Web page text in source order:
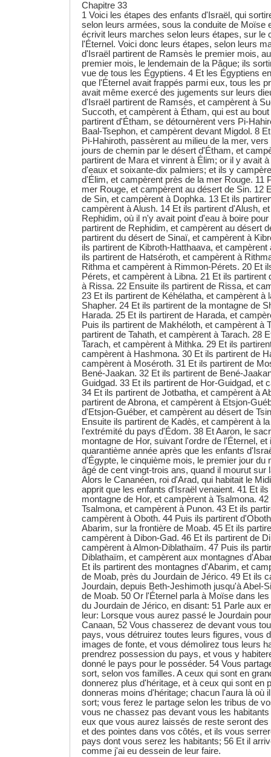
Chapitre 33
1 Voici les étapes des enfants d'Israël, qui
selon leurs armées, sous la conduite de Moïse
écrivit leurs marches selon leurs étapes, sur le
l'Éternel. Voici donc leurs étapes, selon leurs
d'Israël partirent de Ramsès le premier mois,
premier mois, le lendemain de la Pâque; ils
vue de tous les Égyptiens. 4 Et les Égyptiens
que l'Éternel avait frappés parmi eux, tous les
avait même exercé des jugements sur leurs
d'Israël partirent de Ramsès, et campèrent à
Succoth, et campèrent à Étham, qui est au
partirent d'Étham, se détournèrent vers Pi-
Baal-Tsephon, et campèrent devant Migdol. 8
Pi-Hahiroth, passèrent au milieu de la mer,
jours de chemin par le désert d'Étham, et
partirent de Mara et vinrent à Élim; or il y avait
d'eaux et soixante-dix palmiers; et ils y
d'Élim, et campèrent près de la mer Rouge. 11
mer Rouge, et campèrent au désert de Sin. 12
de Sin, et campèrent à Dophka. 13 Et ils
campèrent à Alush. 14 Et ils partirent d'Alush,
Rephidim, où il n'y avait point d'eau à boire
partirent de Rephidim, et campèrent au désert
partirent du désert de Sinaï, et campèrent à
ils partirent de Kibroth-Hatthaava, et
ils partirent de Hatséroth, et campèrent à
Rithma et campèrent à Rimmon-Pérets. 20 Et
Pérets, et campèrent à Libna. 21 Et ils partirent
à Rissa. 22 Ensuite ils partirent de Rissa, et
23 Et ils partirent de Kéhélatha, et campèrent à
Shapher. 24 Et ils partirent de la montagne de
Harada. 25 Et ils partirent de Harada, et
Puis ils partirent de Makhéloth, et campèrent à
partirent de Tahath, et campèrent à Tarach. 28
Tarach, et campèrent à Mithka. 29 Et ils
campèrent à Hashmona. 30 Et ils partirent de
campèrent à Moséroth. 31 Et ils partirent de
Bené-Jaakan. 32 Et ils partirent de Bené-
Guidgad. 33 Et ils partirent de Hor-Guidgad, et
34 Et ils partirent de Jotbatha, et campèrent à
partirent de Abrona, et campèrent à Etsjon-
d'Etsjon-Guéber, et campèrent au désert de
Ensuite ils partirent de Kadès, et campèrent à
l'extrémité du pays d'Édom. 38 Et Aaron, le
montagne de Hor, suivant l'ordre de l'Éternel,
quarantième année après que les enfants
d'Égypte, le cinquième mois, le premier jour du
âgé de cent vingt-trois ans, quand il mourut sur
Alors le Cananéen, roi d'Arad, qui habitait le
apprit que les enfants d'Israël venaient. 41 Et ils
montagne de Hor, et campèrent à Tsalmona.
Tsalmona, et campèrent à Punon. 43 Et ils
campèrent à Oboth. 44 Puis ils partirent
Abarim, sur la frontière de Moab. 45 Et ils
campèrent à Dibon-Gad. 46 Et ils partirent de
campèrent à Almon-Diblathaïm. 47 Puis ils
Diblathaïm, et campèrent aux montagnes
Et ils partirent des montagnes d'Abarim, et
de Moab, près du Jourdain de Jérico. 49 Et ils
Jourdain, depuis Beth-Jeshimoth jusqu'à Abel-
de Moab. 50 Or l'Éternel parla à Moïse dans
du Jourdain de Jérico, en disant: 51 Parle aux
leur: Lorsque vous aurez passé le Jourdain
Canaan, 52 Vous chasserez de devant vous
pays, vous détruirez toutes leurs figures, vous
images de fonte, et vous démolirez tous leurs
prendrez possession du pays, et vous y
donné le pays pour le posséder. 54 Vous
sort, selon vos familles. A ceux qui sont en
donnerez plus d'héritage, et à ceux qui sont en
donneras moins d'héritage; chacun l'aura là où
sort; vous ferez le partage selon les tribus de
vous ne chassez pas devant vous les
eux que vous aurez laissés de reste seront
et des pointes dans vos côtés, et ils vous
pays dont vous serez les habitants; 56 Et il
comme j'ai eu dessein de leur faire.